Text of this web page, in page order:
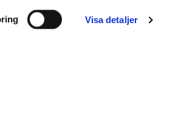
Visa detaljer